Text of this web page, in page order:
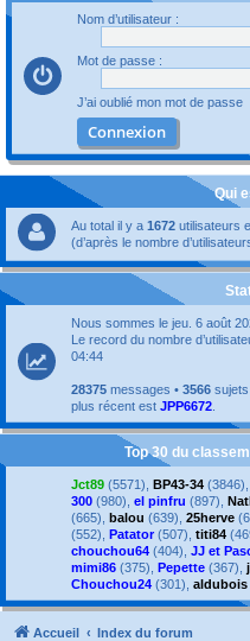
Nom d’utilisateur :
Mot de passe :
J’ai oublié mon mot de passe
Qui
Au total il y a 1672 utilisateurs
(d’après le nombre
Nous sommes le jeu. 6 août
Le record du nombre
04:44
28375 messages • 3566 sujets
plus récent est JPP6672
Top 30 du
Jct89 (5571), BP43-34 (3846),
300 (980), el pinfru (897),
(665), balou (639), 25herve
(552), Patator (507), titi84
chouchou64 (404), JJ et
mimi86 (375), Pepette (367),
Chouchou24 (301), aldubois
Accueil Index du forum